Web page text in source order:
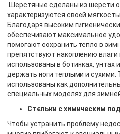
Шерстяные сделаны из шерсти
характеризуются своей
Благодаря высоким
обеспечивают максимальное
помогают сохранить тепло в
препятствуют накоплению влаги
использованы в ботинках, унтах
держать ноги теплыми и сухими.
использованы как
специальных моделях для
Стельки с химическим
Чтобы устранить проблему